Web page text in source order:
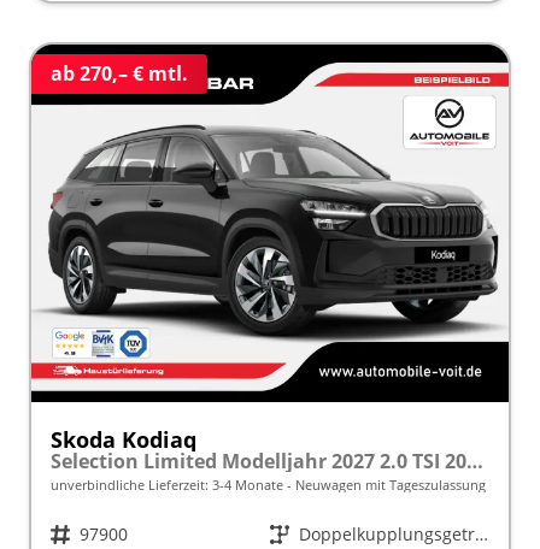
ab 270,– € mtl.
Skoda Kodiaq
Selection Limited Modelljahr 2027 2.0 TSI 204 PS DSG 4x4 5 J. Garantie/AHK/NAVI/SHZ/KAMERA/LED frei konfigurierbar!
unverbindliche Lieferzeit: 3-4 Monate Neuwagen mit Tageszulassung
Fahrzeugnr. 97900 Getriebe
Doppelkupplungsgetriebe (DSG)